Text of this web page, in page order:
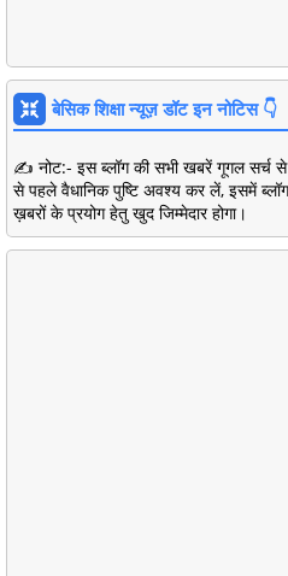
बेसिक शिक्षा न्यूज़ डॉट इन नोटिस 👇
✍️ नोट:- इस ब्लॉग की सभी खबरें गूगल सर्च
से पहले वैधानिक पुष्टि अवश्य कर लें, इसमें ब्लॉग
ख़बरों के प्रयोग हेतु खुद जिम्मेदार होगा।